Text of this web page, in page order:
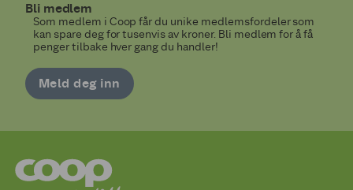
Bli medlem
Som medlem i Coop får du unike medlemsfordeler som
kan spare deg for tusenvis av kroner. Bli medlem for å få
penger tilbake hver gang du handler!
Meld deg inn